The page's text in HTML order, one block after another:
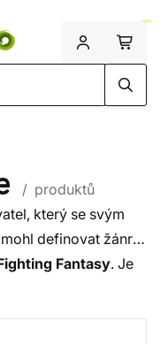
/ produktů
který se svým
definovat žánr
Fantasy. Je